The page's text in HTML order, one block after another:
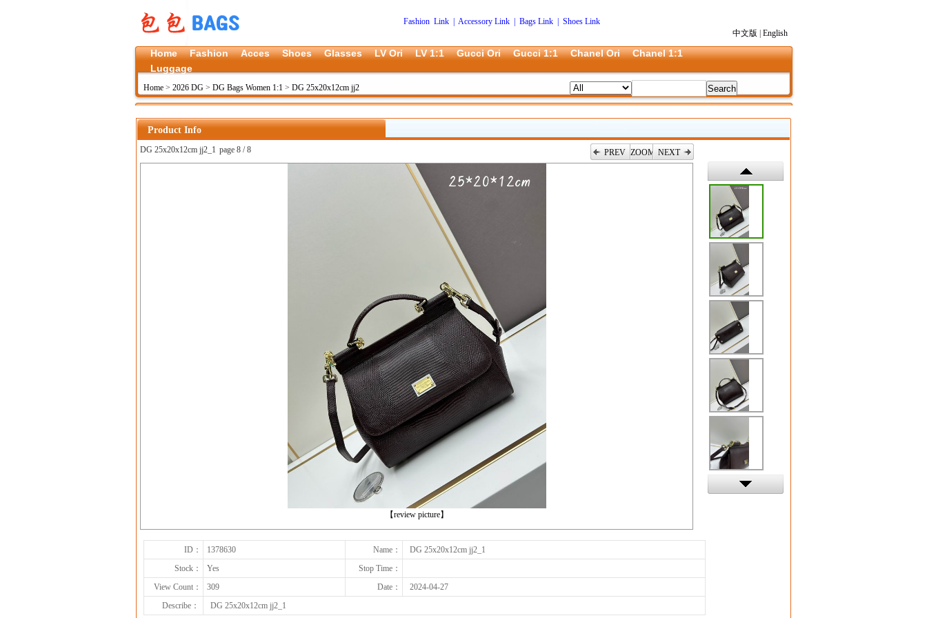
Fashion Link Accessory Link| Bags Link| Shoes Link
中文版
English
Home Fashion Acces Shoes Glasses LV Ori LV 1:1 Gucci Ori Gucci 1:1 Chanel Ori
Chanel 1:1
Luggage
Home > 2026 DG > DG Bags Women 1:1 > DG 25x20x12cm jj2
Product Info
DG 25x20x12cm jj2_1 page 8 / 8 PREV ZOOM NEXT
【review picture】
上一张
ID： 1378630 Name：
DG 25x20x12cm jj2_1
Stock：
Yes
Stop Time：
View Count：
309 Date：
2024-04-27
Describe：
DG 25x20x12cm jj2_1